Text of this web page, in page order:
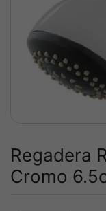
Regadera
Cromo